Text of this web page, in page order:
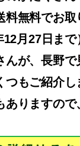
料無料でお
12月27日まで
んが、長野で
つもご紹介し
ありますの